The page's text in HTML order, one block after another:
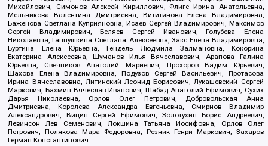
Михайлович, Симонов Алексей Кириллович, Флиге Ирина Анатольевна,
Мельникова Валентина Дмитриевна, Вититинова Елена Владимировна,
Баженова Светлана Куприяновна, Исаев Сергей Владимирович, Максимов
Сергей Владимирович, Беляев Сергей Иванович, Голубева Елена
Николаевна, Ганнушкина Светлана Алексеевна, Закс Елена Владимировна,
Буртина Елена Юрьевна, Гендель Людмила Залмановна, Кокорина
Екатерина Алексеевна, Шуманов Илья Вячеславович, Арапова Галина
Юрьевна, Свечников Анатолий Мариевич, Прохоров Вадим Юрьевич,
Шахова Елена Владимировна, Подузов Сергей Васильевич, Протасова
Ирина Вячеславовна, Литинский Леонид Борисович, Лукашевский Сергей
Маркович, Бахмин Вячеслав Иванович, Шабад Анатолий Ефимович, Сухих
Дарья Николаевна, Орлов Олег Петрович, Добровольская Анна
Дмитриевна, Королева Александра Евгеньевна, Смирнов Владимир
Александрович, Вицин Сергей Ефимович, Золотухин Борис Андреевич,
Левинсон Лев Семенович, Локшина Татьяна Иосифовна, Орлов Олег
Петрович, Полякова Мара Федоровна, Резник Генри Маркович, Захаров
Герман Константинович